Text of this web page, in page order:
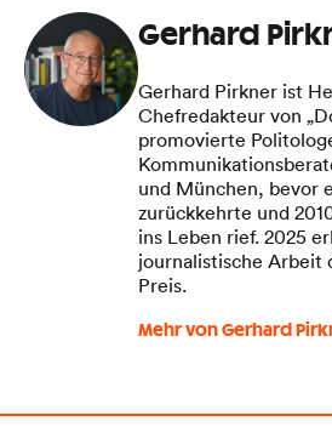
Gerhard
Gerhard Pirkner ist
Chefredakteur von
promovierte
und München, bevor
zurückkehrte und
ins Leben rief. 2025
journalistische Arbeit
Preis.
Mehr von Gerhard